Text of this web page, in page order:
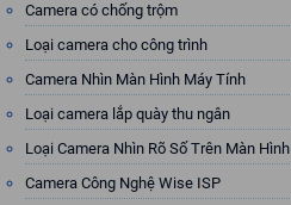
Camera có chống trộm
Loại camera cho công trình
Camera Nhìn Màn Hình Máy Tính
Loại camera lắp quày thu ngân
Loại Camera Nhìn Rõ Số Trên Màn Hình
Camera Công Nghệ Wise ISP